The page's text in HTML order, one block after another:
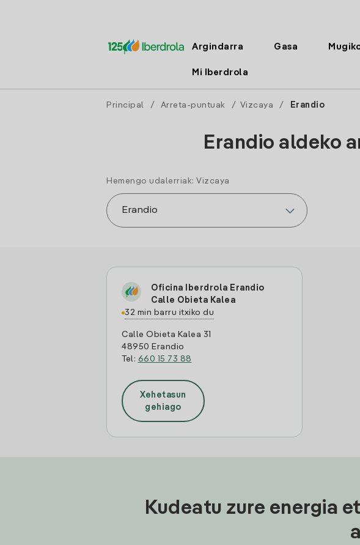
Argindarra Gasa
Mi Iberdrola
Principal / Arreta-puntuak / Vizcaya / Erandio
Erandio aldeko
Hemengo udalerriak: Vizcaya
Oficina Iberdrola Erandio
Calle Obieta Kalea
32 min barru itxiko du
Calle Obieta Kalea 31
48950 Erandio
Tel: 660 15 73 88
Xehetasun
gehiago
Kudeatu zure energia